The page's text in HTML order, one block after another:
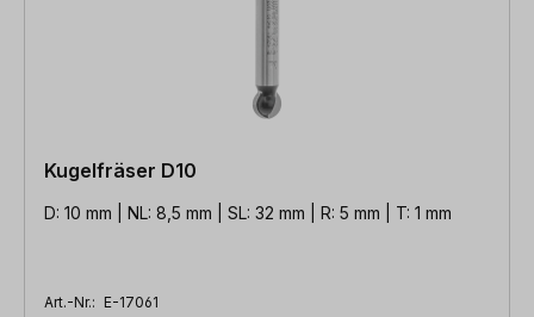
Kugelfräser D10
D: 10 mm | NL: 8,5 mm | SL: 32 mm | R: 5 mm | T: 1 mm
Art.-Nr.: E-17061